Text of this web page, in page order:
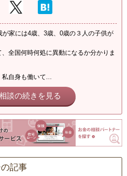
家には4歳、3歳、0歳の３人の子供が
全国何時何処に異動になるか分かりま
自身も働いて...
談の続きを見る
記事